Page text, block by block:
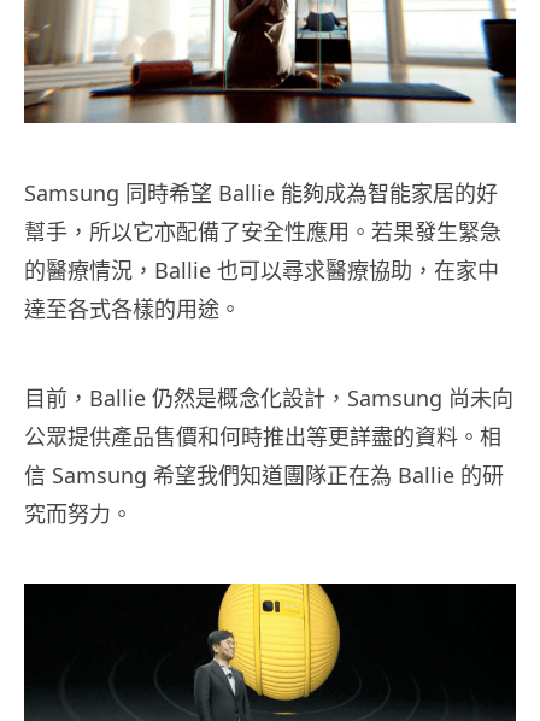
Samsung 同時希望 Ballie 能夠成為智能家居的好
幫手，所以它亦配備了安全性應用。若果發生緊急
的醫療情況，Ballie 也可以尋求醫療協助，在家中
達至各式各樣的用途。
目前， Ballie 仍然是概念化設計， Samsung 尚未向
公眾提供產品售價和何時推出等更詳盡的資料。相
信 Samsung 希望我們知道團隊正在為 Ballie 的研
究而努力。